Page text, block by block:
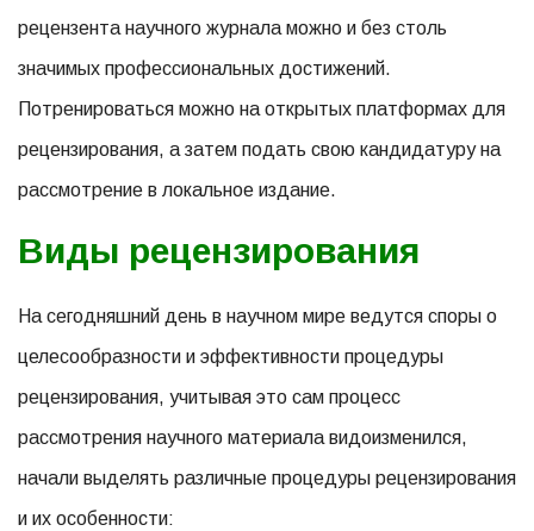
рецензента научного журнала можно и без столь
значимых профессиональных достижений.
Потренироваться можно на открытых платформах для
рецензирования, а затем подать свою кандидатуру на
рассмотрение в локальное издание.
Виды рецензирования
На сегодняшний день в научном мире ведутся споры о
целесообразности и эффективности процедуры
рецензирования, учитывая это сам процесс
рассмотрения научного материала видоизменился,
начали выделять различные процедуры рецензирования
и их особенности: